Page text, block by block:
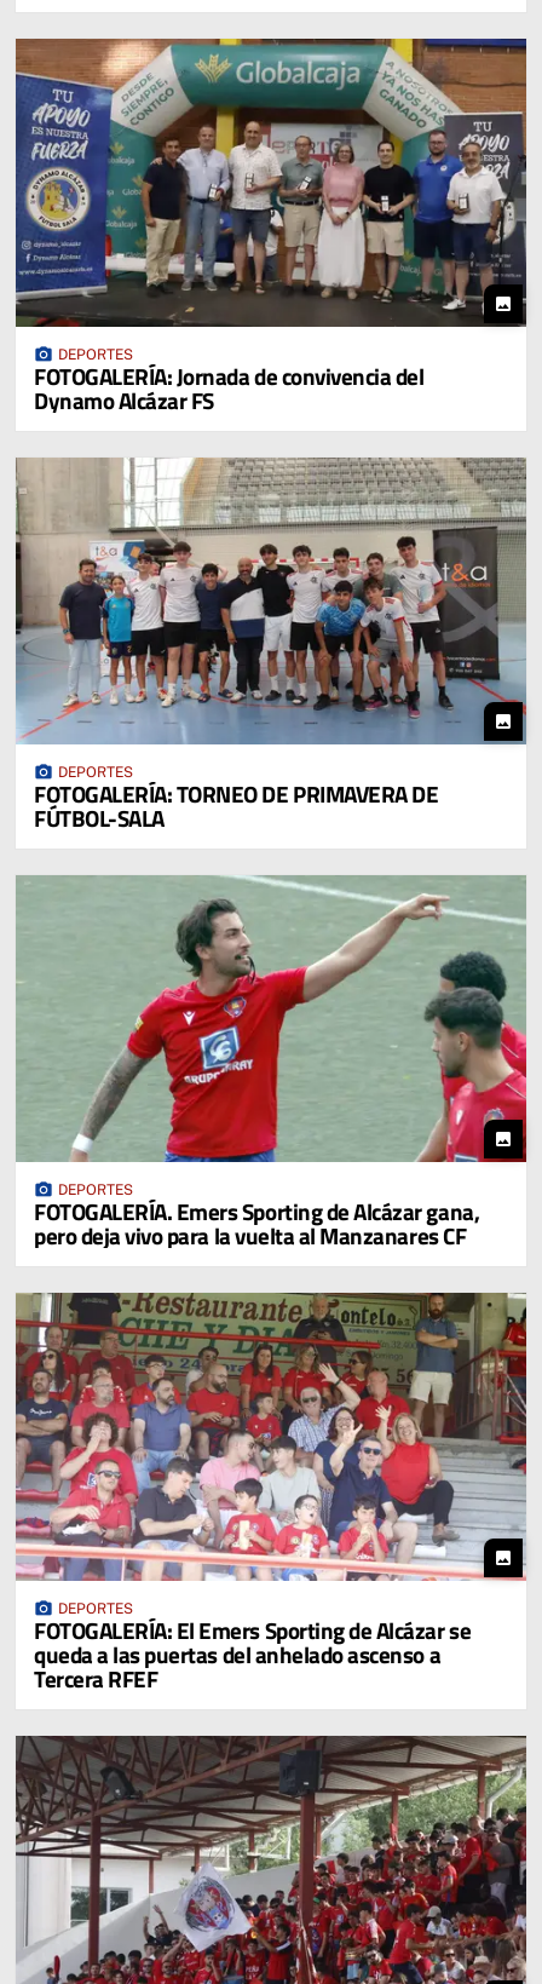
photo
photo_camera DEPORTES
FOTOGALERÍA: Jornada de convivencia del
Dynamo Alcázar FS
photo
photo_camera DEPORTES
FOTOGALERÍA: TORNEO DE PRIMAVERA DE
FÚTBOL-SALA
photo
photo_camera DEPORTES
FOTOGALERÍA. Emers Sporting de Alcázar gana,
pero deja vivo para la vuelta al Manzanares CF
photo
photo_camera DEPORTES
FOTOGALERÍA: El Emers Sporting de Alcázar se
queda a las puertas del anhelado ascenso a
Tercera RFEF